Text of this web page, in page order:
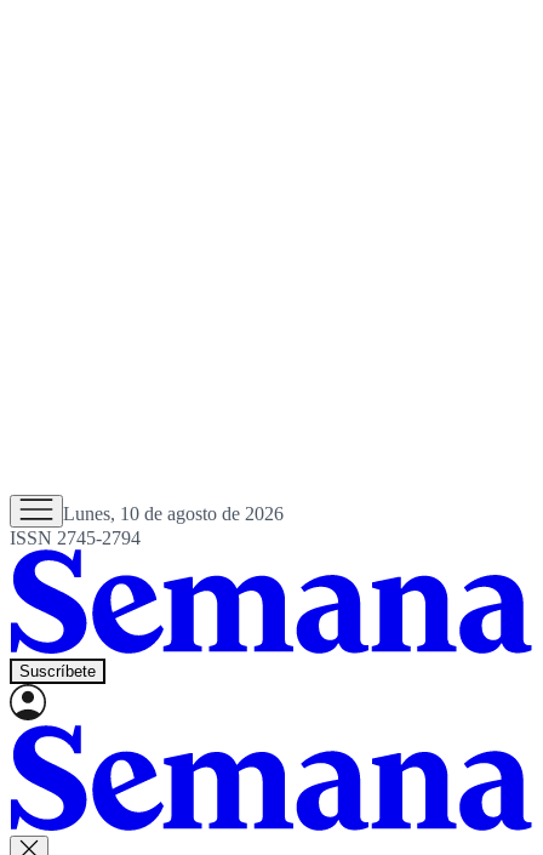
Lunes, 10 de agosto de 2026
ISSN 2745-2794
Suscríbete